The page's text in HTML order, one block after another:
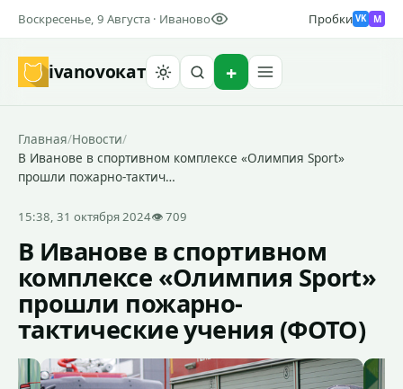
Воскресенье, 9 Августа · Иваново Пробки VK M
ivanovoкат
Главная/Новости/
В Иванове в спортивном комплексе «Олимпия Sport»
прошли пожарно-тактич…
15:38, 31 октября 2024👁 709
В Иванове в спортивном
комплексе «Олимпия Sport»
прошли пожарно-
тактические учения (ФОТО)